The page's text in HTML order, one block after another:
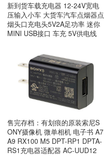
新到货车载充电器 12-24V宽电
压输入小车 大货车汽车点烟器点
烟头口充电头5V2A足功率 迷你
MINI USB接口 车充 5V供电线
售完存档：有划痕的原装索尼S
ONY摄像机 微单相机 电子书 A7
A9 RX100 M5 DPT-RP1 DPTA-
RS1充电器适配器 AC-UUD12